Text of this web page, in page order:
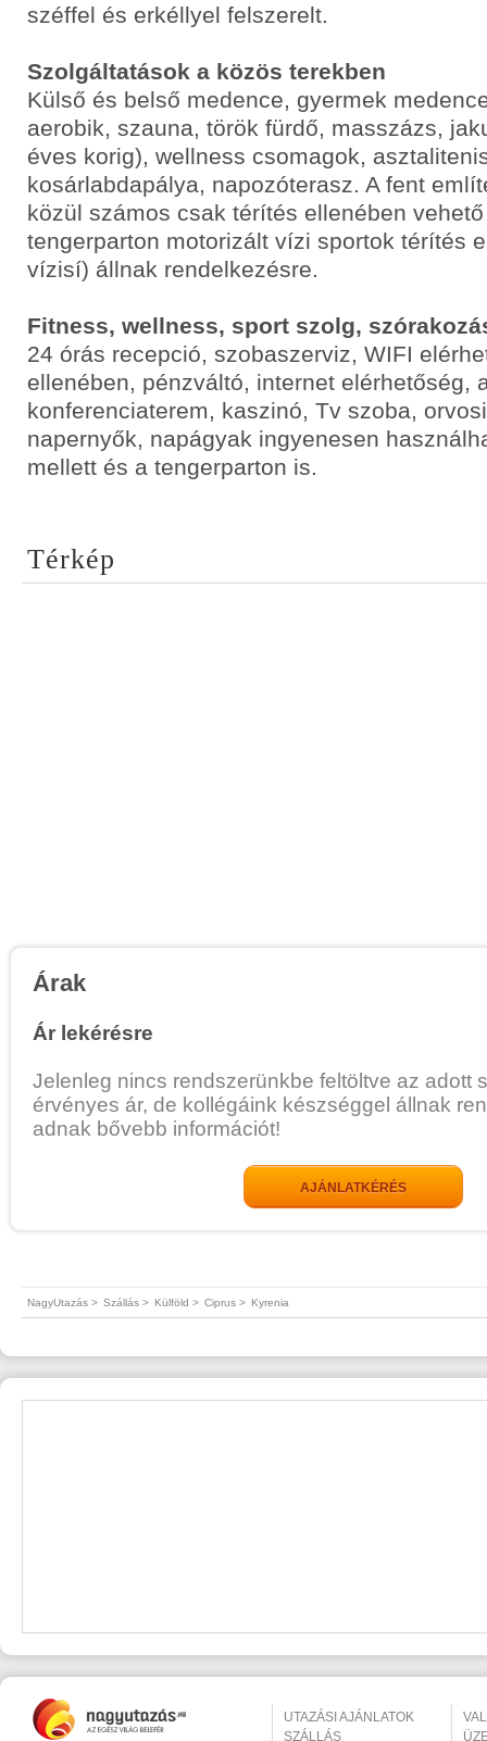
széffel és erkéllyel felszerelt.
Szolgáltatások a közös terekben
Külső és belső medence, gyermek
aerobik, szauna, török fürdő, masszázs,
éves korig), wellness csomagok,
kosárlabdapálya, napozóterasz. A fent
közül számos csak térítés ellenében
tengerparton motorizált vízi sportok térítés
vízisí) állnak rendelkezésre.
Fitness, wellness, sport szolg,
24 órás recepció, szobaszerviz, WIFI
ellenében, pénzváltó, internet elérhetőség,
konferenciaterem, kaszinó, Tv szoba,
napernyők, napágyak ingyenesen
mellett és a tengerparton is.
Térkép
Árak
Ár lekérésre
Jelenleg nincs rendszerünkbe feltöltve az adott
érvényes ár, de kollégáink készséggel állnak
adnak bővebb információt!
AJÁNLATKÉRÉS
NagyUtazás > Szállás > Külföld > Ciprus > Kyrenia
UTAZÁSI AJÁNLATOK
SZÁLLÁS